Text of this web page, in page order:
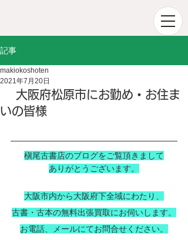
記事
大阪府松原市にお勤め・お住ま
いの皆様
makiokoshoten
2021年7月20日
槇尾古書店のブログをご覧頂きまして
ありがとうございます。
大阪市内から大阪府下全域にわたり、
古書・古本の無料出張買取にお伺いします。
お電話、メールにてお問合せください。